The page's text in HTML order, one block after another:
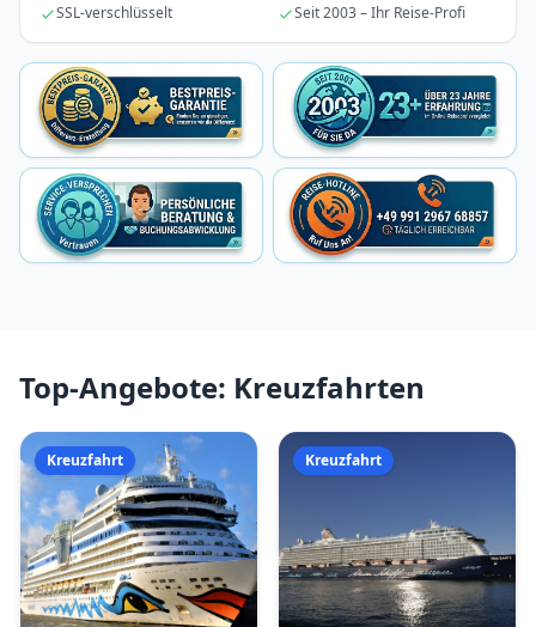
SSL-verschlüsselt
Seit 2003 – Ihr Reise-Profi
Top-Angebote: Kreuzfahrten
Kreuzfahrt Kreuzfahrt